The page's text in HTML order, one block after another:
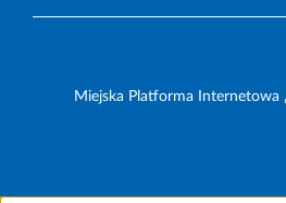
Miejska Platforma Internetowa